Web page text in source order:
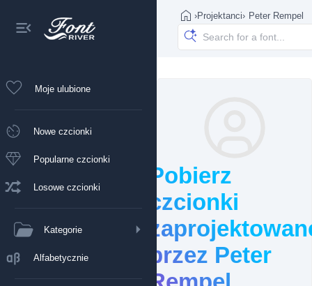
Moje ulubione
Nowe czcionki
Popularne czcionki
Losowe czcionki
Kategorie
Alfabetycznie
›Projektanci› Peter Rempel
Pobierz
czcionki
przez Peter